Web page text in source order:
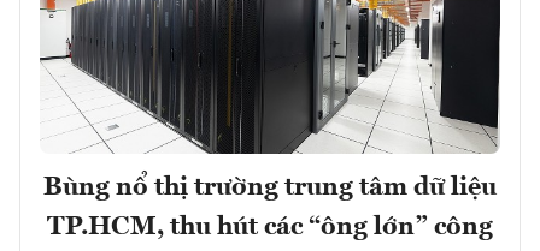
Bùng nổ thị trường trung tâm dữ liệu
TP.HCM, thu hút các “ông lớn” công